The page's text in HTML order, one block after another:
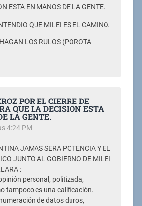
ESTA EN MANOS DE LA GENTE.
QUE MILEI ES EL CAMINO.
LOS RULOS (POROTA
POR EL CIERRE DE
QUE LA DECISION ESTA
LA GENTE.
4:24 PM
JAMAS SERA POTENCIA Y EL
JUNTO AL GOBIERNO DE MILEI
:
personal, politizada,
tampoco es una calificación.
de datos duros,